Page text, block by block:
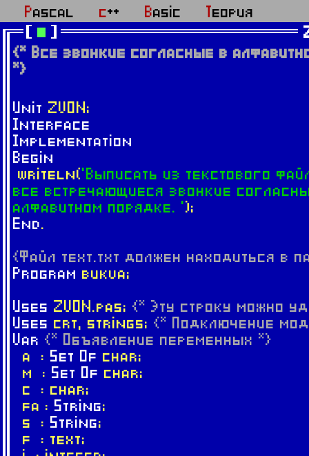
Pascal c++ Basic
Теория
{* Все звонкие согласные в
*}
Unit ZVON;
Interface
Implementation
Begin
writeln('Выписать из текстового
все встречающиеся звонкие
алфавитном порядке. ');
End.
{Файл text.txt должен находиться в
Program bukva;
Uses ZVON.pas; {* Эту строку можно
Uses crt, strings; {* Подключение
Var {* Объявление переменных *}
a : Set Of char;
m : Set Of char;
c : char;
fa : String;
s : String;
f : text;